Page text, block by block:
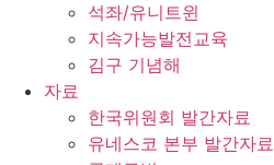
석좌/유니트윈
지속가능발전교육
김구 기념해
자료
한국위원회 발간자료
유네스코 본부 발간자료